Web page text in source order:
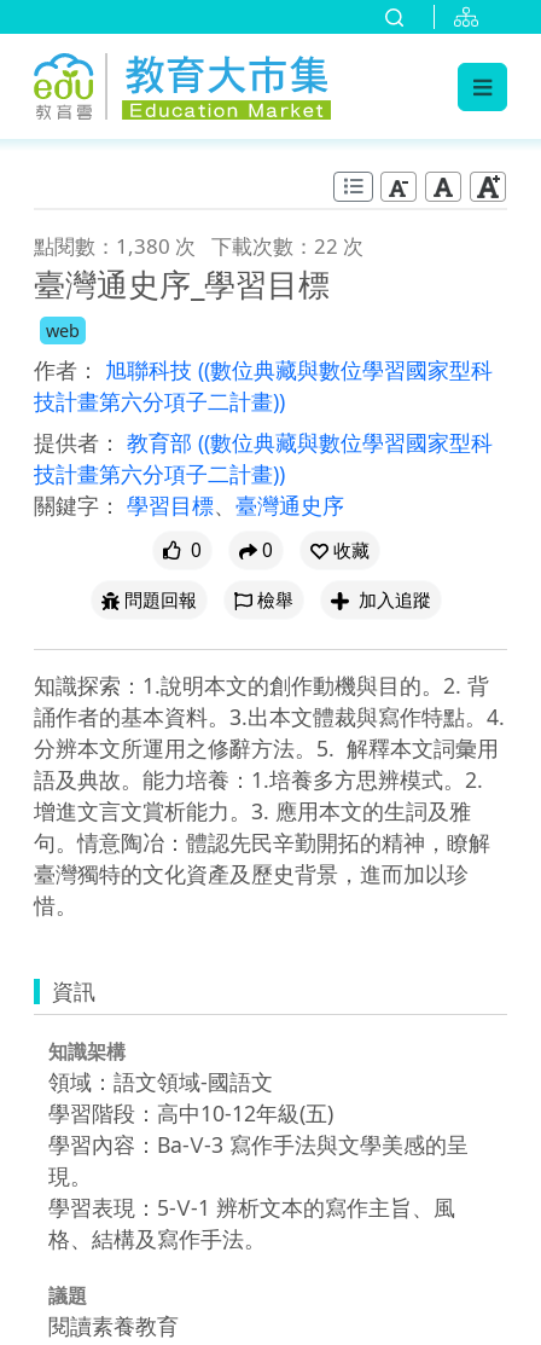
點閱數：1,380 次 下載次數：22 次
臺灣通史序_學習目標
web
作者： 旭聯科技 ((數位典藏與數位學習國家型科
技計畫第六分項子二計畫))
提供者： 教育部 ((數位典藏與數位學習國家型科
技計畫第六分項子二計畫))
關鍵字： 學習目標、 臺灣通史序
0 0
收藏
問題回報
檢舉 加入追蹤
知識探索：1.說明本文的創作動機與目的。2. 背
誦作者的基本資料。3.出本文體裁與寫作特點。4.
分辨本文所運用之修辭方法。5.  解釋本文詞彙用
語及典故。能力培養：1.培養多方思辨模式。2.
增進文言文賞析能力。3. 應用本文的生詞及雅
句。情意陶冶：體認先民辛勤開拓的精神，瞭解
臺灣獨特的文化資產及歷史背景，進而加以珍
惜。
資訊
知識架構
領域：語文領域-國語文
學習階段：高中10-12年級(五)
學習內容：Ba-Ⅴ-3 寫作手法與文學美感的呈
現。
學習表現：5-Ⅴ-1 辨析文本的寫作主旨、風
格、結構及寫作手法。
議題
閱讀素養教育